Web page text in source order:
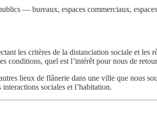
— bureaux, espaces commerciaux,
les critères de la distanciation sociale et les
conditions, quel est l’intérêt pour nous de
lieux de flânerie dans une ville que nous
sociales et l’habitation.